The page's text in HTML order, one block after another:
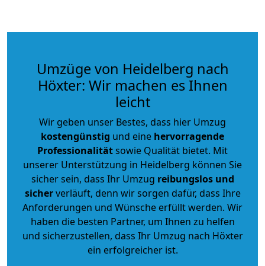
Umzüge von Heidelberg nach
Höxter: Wir machen es Ihnen
leicht
Wir geben unser Bestes, dass hier Umzug
kostengünstig und eine hervorragende
Professionalitätsowie Qualität bietet. Mit
unserer Unterstützung in Heidelberg können Sie
sicher sein, dass Ihr Umzug reibungslos und
sicherverläuft, denn wir sorgen dafür, dass Ihre
Anforderungen und Wünsche erfüllt werden. Wir
haben die besten Partner, um Ihnen zu helfen
und sicherzustellen, dass Ihr Umzug nach Höxter
ein erfolgreicher ist.